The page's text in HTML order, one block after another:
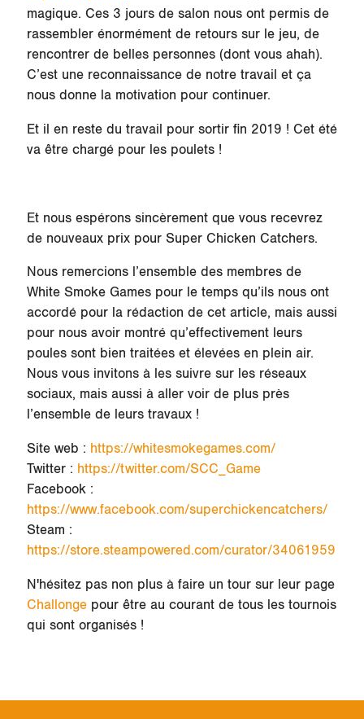
magique. Ces 3 jours de salon nous ont permis de
rassembler énormément de retours sur le jeu, de
rencontrer de belles personnes (dont vous ahah).
C’est une reconnaissance de notre travail et ça
nous donne la motivation pour continuer.
Et il en reste du travail pour sortir fin 2019 ! Cet été
va être chargé pour les poulets !
Et nous espérons sincèrement que vous recevrez
de nouveaux prix pour Super Chicken Catchers.
Nous remercions l’ensemble des membres de
White Smoke Games pour le temps qu’ils nous ont
accordé pour la rédaction de cet article, mais aussi
pour nous avoir montré qu’effectivement leurs
poules sont bien traitées et élevées en plein air.
Nous vous invitons à les suivre sur les réseaux
sociaux, mais aussi à aller voir de plus près
l’ensemble de leurs travaux !
Site web : https://whitesmokegames.com/
Twitter : https://twitter.com/SCC_Game
Facebook :
https://www.facebook.com/superchickencatchers/
Steam :
https://store.steampowered.com/curator/34061959
N'hésitez pas non plus à faire un tour sur leur page
Challongepour être au courant de tous les tournois
qui sont organisés !